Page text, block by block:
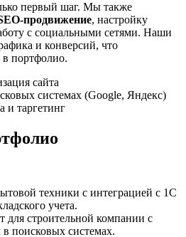
первый шаг. Мы также
продвижение, настройку
с социальными сетями. Наши
и конверсий, что
в портфолио.
сайта
системах (Google, Яндекс)
и таргетинг
техники с интеграцией с 1С
учета.
для строительной компании с
поисковых системах.